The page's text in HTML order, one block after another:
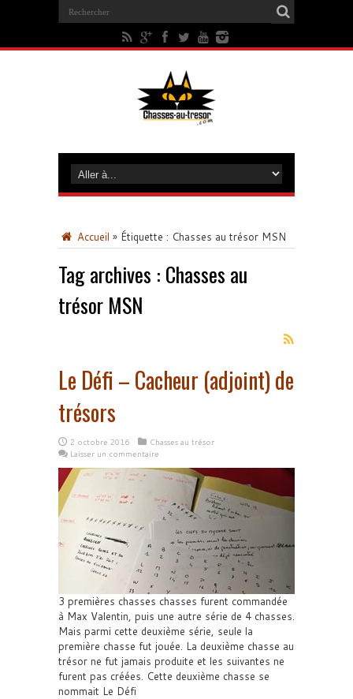
Accueil » Étiquette : Chasses au trésor MSN
Tag archives : Chasses au
trésor MSN
Le Défi – Cacheur (adjoint) de
trésors
2 octobre 2016
Chasses au trésor
Laisser un commentaire
3 premières chasses chasses furent commandée
à Max Valentin, puis une autre série de 4 chasses.
Mais parmi cette deuxième série, seule la
première chasse fut jouée. La deuxième chasse au
trésor ne fut jamais produite et les suivantes ne
furent pas créées. Cette deuxième chasse se
nommait Le Défi